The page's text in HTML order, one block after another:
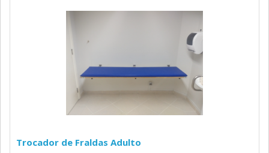
Trocador de Fraldas Adulto